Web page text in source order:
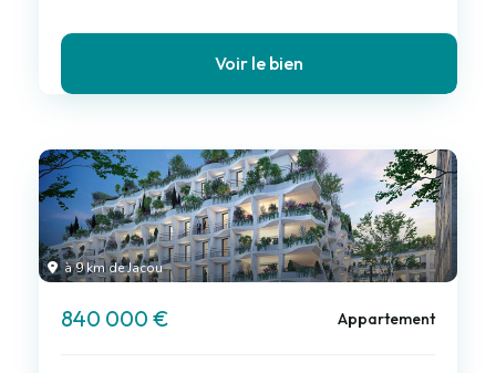
Voir le bien
à 9 km de Jacou
840 000 € Appartement